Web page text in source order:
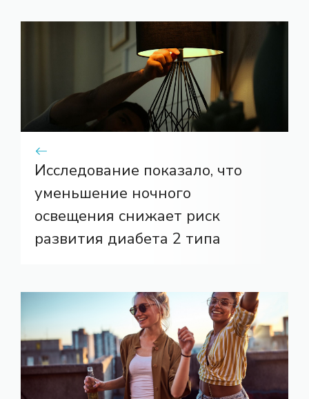
Исследование показало, что
уменьшение ночного
освещения снижает риск
развития диабета 2 типа